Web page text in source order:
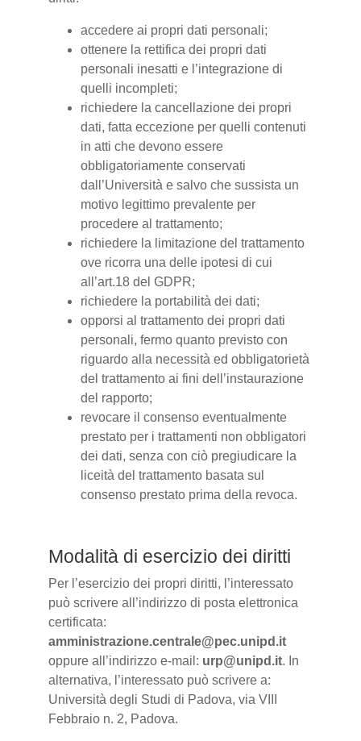
accedere ai propri dati personali;
ottenere la rettifica dei propri dati
personali inesatti e l’integrazione di
quelli incompleti;
richiedere la cancellazione dei propri
dati, fatta eccezione per quelli contenuti
in atti che devono essere
obbligatoriamente conservati
dall’Università e salvo che sussista un
motivo legittimo prevalente per
procedere al trattamento;
richiedere la limitazione del trattamento
ove ricorra una delle ipotesi di cui
all’art.18 del GDPR;
richiedere la portabilità dei dati;
opporsi al trattamento dei propri dati
personali, fermo quanto previsto con
riguardo alla necessità ed obbligatorietà
del trattamento ai fini dell’instaurazione
del rapporto;
revocare il consenso eventualmente
prestato per i trattamenti non obbligatori
dei dati, senza con ciò pregiudicare la
liceità del trattamento basata sul
consenso prestato prima della revoca.
Modalità di esercizio dei diritti
Per l’esercizio dei propri diritti, l’interessato
può scrivere all’indirizzo di posta elettronica
certificata:
amministrazione.centrale@pec.unipd.it
oppure all’indirizzo e-mail: urp@unipd.it. In
alternativa, l’interessato può scrivere a:
Università degli Studi di Padova, via VIII
Febbraio n. 2, Padova.